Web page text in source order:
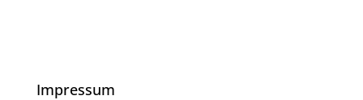
Impressum